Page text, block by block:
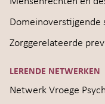
Domeinoverstijgende
Zorggerelateerde
LERENDE NETWERKEN
Netwerk Vroege